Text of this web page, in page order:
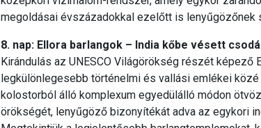
megoldásai évszázadokkal ezelőtt is lenyűgözőnek
8. nap: Ellora barlangok – India kőbe vésett
Kirándulás az UNESCO Világörökség részét képező
legkülönlegesebb történelmi és vallási emlékei
kolostorból álló komplexum egyedülálló módon
örökségét, lenyűgöző bizonyítékát adva az egykori